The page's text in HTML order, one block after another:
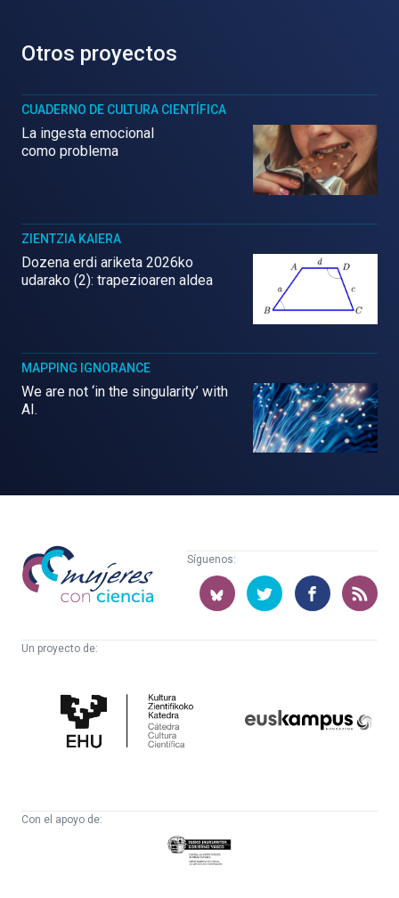
Otros proyectos
CUADERNO DE CULTURA CIENTÍFICA
La ingesta emocional
como problema
ZIENTZIA KAIERA
Dozena erdi ariketa 2026ko
udarako (2): trapezioaren aldea
MAPPING IGNORANCE
We are not ‘in the singularity’ with
AI.
Mujeres
con
ciencia
Síguenos:
Un proyecto de:
Cultura
Científica
Con el apoyo de:
Eusko
Jaurlaritza